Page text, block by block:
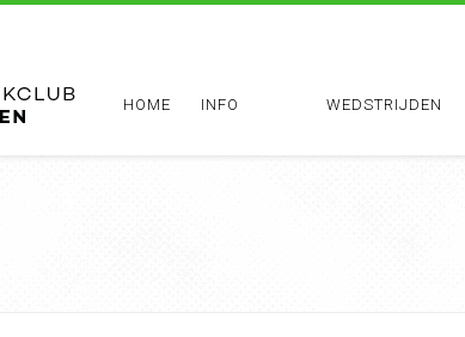
HOME INFO WEDSTRIJDEN